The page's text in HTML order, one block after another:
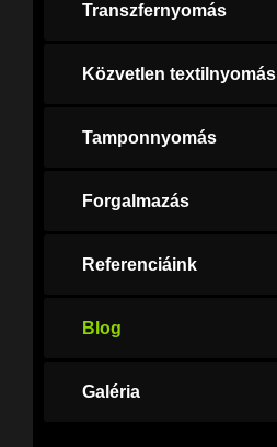
Transzfernyomás
Közvetlen textilnyomás
Tamponnyomás
Forgalmazás
Referenciáink
Blog
Galéria